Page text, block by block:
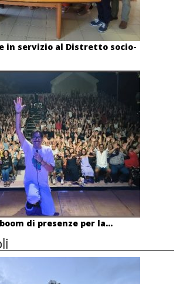
in servizio al Distretto socio-
di presenze per la...